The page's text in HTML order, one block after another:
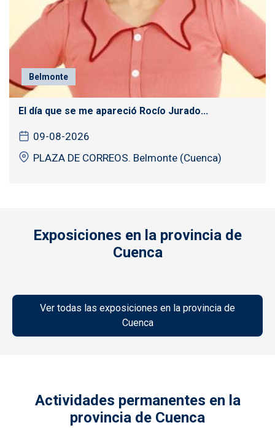
Belmonte
El día que se me apareció Rocío Jurado...
09-08-2026
PLAZA DE CORREOS. Belmonte (Cuenca)
Exposiciones en la provincia de
Cuenca
Ver todas las exposiciones en la provincia de
Cuenca
Actividades permanentes en la
provincia de Cuenca